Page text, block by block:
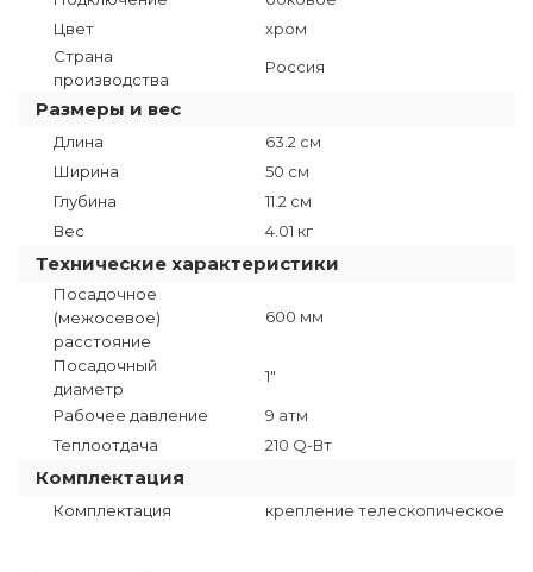
Цвет
хром
Страна
производства
Россия
Размеры и вес
Длина
63.2 см
Ширина
50 см
Глубина
11.2 см
Вес
4.01 кг
Технические характеристики
Посадочное
(межосевое)
расстояние
600 мм
Посадочный
диаметр
1"
Рабочее давление
9 атм
Теплоотдача
210 Q-Вт
Комплектация
Комплектация крепление телескопическое